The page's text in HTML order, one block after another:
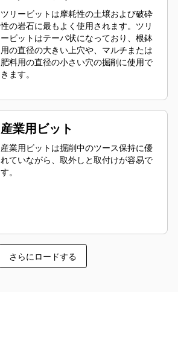
ツリービットは摩耗性の土壌および破砕
性の岩石に最もよく使用されます。ツリ
ービットはテーパ状になっており、根鉢
用の直径の大きい上穴や、マルチまたは
肥料用の直径の小さい穴の掘削に使用で
きます。
産業用ビット
産業用ビットは掘削中のツース保持に優
れていながら、取外しと取付けが容易で
す。
さらにロードする